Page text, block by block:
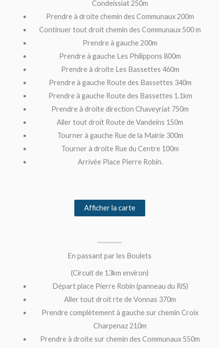
Condeissiat 250m
Prendre à droite chemin des Communaux 200m
Continuer tout droit chemin des Communaux 500 m
Prendre à gauche 200m
Prendre à gauche Les Philippons 800m
Prendre à droite Les Bassettes 460m
Prendre à gauche Route des Bassettes 340m
Prendre à gauche Route des Bassettes 1.1km
Prendre à droite direction Chaveyriat 750m
Aller tout droit Route de Vandeins 150m
Tourner à gauche Rue de la Mairie 300m
Tourner à droite Rue du Centre 100m
Arrivée Place Pierre Robin.
Afficher la carte
En passant par les Boulets
(Circuit de 13km environ)
Départ place Pierre Robin (panneau du RiS)
Aller tout droit rte de Vonnas 370m
Prendre complètement à gauche sur chemin Croix
Charpenaz 210m
Prendre à droite sur chemin des Communaux 550m